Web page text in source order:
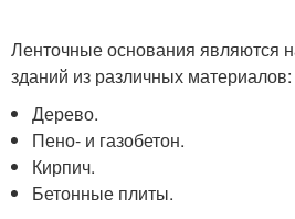
Ленточные основания являются
зданий из различных материалов:
Дерево.
Пено- и газобетон.
Кирпич.
Бетонные плиты.